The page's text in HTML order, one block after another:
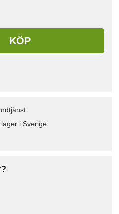
KÖP
i Sverige